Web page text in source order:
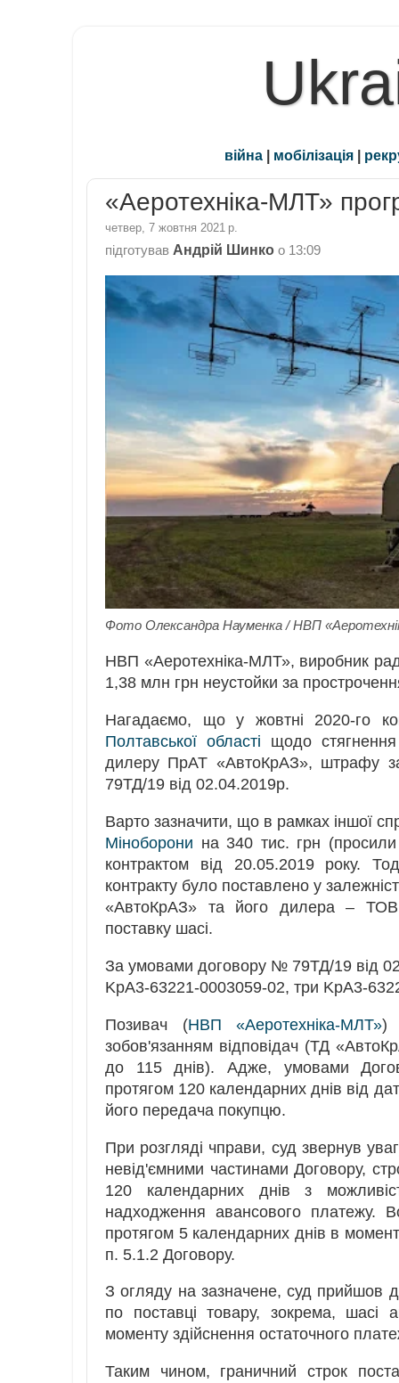
війна | мобілізація |
«Аеротехніка-МЛТ»
четвер, 7 жовтня 2021 р.
підготував Андрій Шинко о 13:09
Фото Олександра Науменка / НВП
НВП «Аеротехніка-МЛТ», виробник
1,38 млн грн неустойки за
Нагадаємо, що у жовтні 2020-го
Полтавської області щодо
дилеру ПрАТ «АвтоКрАЗ», штрафу
79ТД/19 від 02.04.2019р.
Варто зазначити, що в рамках іншої
Міноборони на 340 тис. грн
контрактом від 20.05.2019 року.
контракту було поставлено у
«АвтоКрАЗ» та його дилера – ТОВ
поставку шасі.
За умовами договору № 79ТД/19 від
KpA3-63221-0003059-02, три KpA3-
Позивач (НВП «Аеротехніка-МЛТ»)
зобов'язанням відповідач (ТД
до 115 днів). Адже, умовами
протягом 120 календарних днів від
його передача покупцю.
При розгляді чправи, суд звернув
невід'ємними частинами Договору,
120 календарних днів з
надходження авансового платежу.
протягом 5 календарних днів в
п. 5.1.2 Договору.
З огляду на зазначене, суд прийшов
по поставці товару, зокрема, шасі
моменту здійснення остаточного
Таким чином, граничний строк